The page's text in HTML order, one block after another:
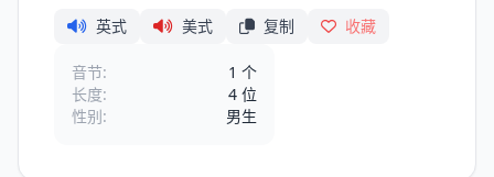
英式 美式 复制 收藏
音节:
1 个
长度:
4 位
性别:
男生